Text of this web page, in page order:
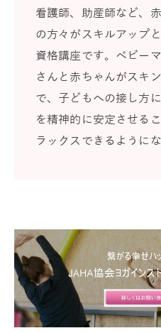
看護師、助産師など、
の方々がスキルアップ
資格講座です。ベビー
さんと赤ちゃんがスキ
で、子どもへの接し方
を精神的に安定させる
ラックスできるように